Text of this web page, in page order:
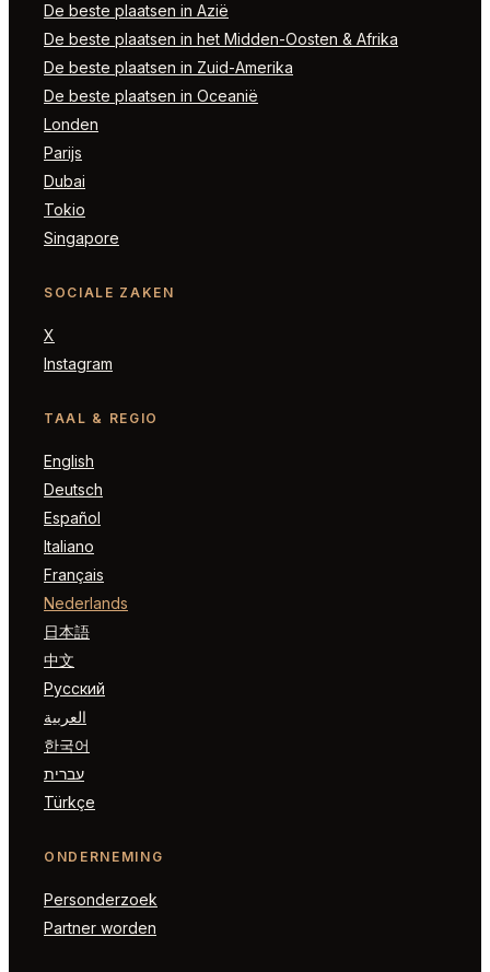
De beste plaatsen in Azië
De beste plaatsen in het Midden-Oosten & Afrika
De beste plaatsen in Zuid-Amerika
De beste plaatsen in Oceanië
Londen
Parijs
Dubai
Tokio
Singapore
SOCIALE ZAKEN
X
Instagram
TAAL & REGIO
English
Deutsch
Español
Italiano
Français
Nederlands
日本語
中文
Русский
العربية
한국어
עברית
Türkçe
ONDERNEMING
Personderzoek
Partner worden